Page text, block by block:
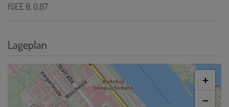
fGEE B, 0,87
Lageplan
+
−